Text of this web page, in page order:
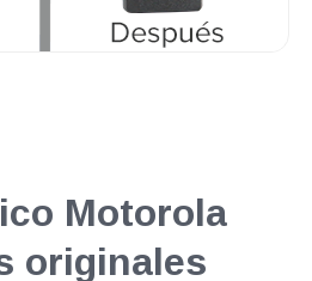
Motorola
originales